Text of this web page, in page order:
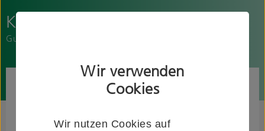
Wir verwenden
Cookies
Wir nutzen Cookies auf
KWS 9901..
Gummi für Türfeststeller